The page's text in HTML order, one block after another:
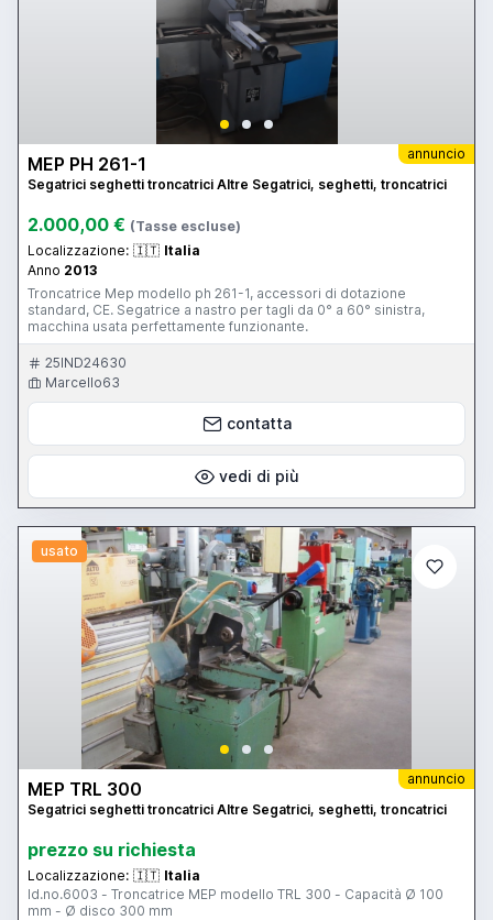
annuncio
MEP PH 261-1
Segatrici seghetti troncatrici Altre Segatrici, seghetti, troncatrici
2.000,00 € (Tasse escluse)
Localizzazione: 🇮🇹 Italia
Anno 2013
Troncatrice Mep modello ph 261-1, accessori di dotazione
standard, CE. Segatrice a nastro per tagli da 0° a 60° sinistra,
macchina usata perfettamente funzionante.
25IND24630
Marcello63
contatta
vedi di più
usato
annuncio
MEP TRL 300
Segatrici seghetti troncatrici Altre Segatrici, seghetti, troncatrici
prezzo su richiesta
Localizzazione: 🇮🇹 Italia
Id.no.6003 - Troncatrice MEP modello TRL 300 - Capacità Ø 100
mm - Ø disco 300 mm